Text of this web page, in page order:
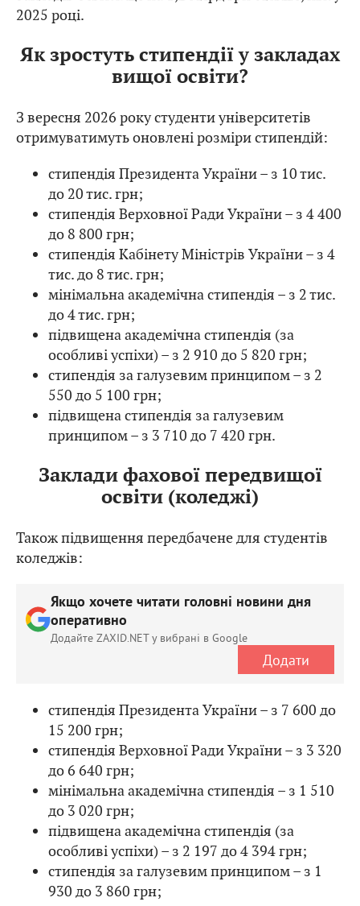
2025 році.
Як зростуть стипендії у закладах
вищої освіти?
З вересня 2026 року студенти університетів
отримуватимуть оновлені розміри стипендій:
стипендія Президента України – з 10 тис.
до 20 тис. грн;
стипендія Верховної Ради України – з 4 400
до 8 800 грн;
стипендія Кабінету Міністрів України – з 4
тис. до 8 тис. грн;
мінімальна академічна стипендія – з 2 тис.
до 4 тис. грн;
підвищена академічна стипендія (за
особливі успіхи) – з 2 910 до 5 820 грн;
стипендія за галузевим принципом – з 2
550 до 5 100 грн;
підвищена стипендія за галузевим
принципом – з 3 710 до 7 420 грн.
Заклади фахової передвищої
освіти (коледжі)
Також підвищення передбачене для студентів
коледжів:
Якщо хочете читати головні новини дня
оперативно
Додайте ZAXID.NET у вибрані в Google
Додати
стипендія Президента України – з 7 600 до
15 200 грн;
стипендія Верховної Ради України – з 3 320
до 6 640 грн;
мінімальна академічна стипендія – з 1 510
до 3 020 грн;
підвищена академічна стипендія (за
особливі успіхи) – з 2 197 до 4 394 грн;
стипендія за галузевим принципом – з 1
930 до 3 860 грн;